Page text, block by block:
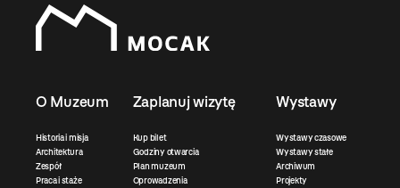
O Muzeum
Historia i misja
Architektura
Zespół
Praca i staże
Zaplanuj wizytę
Kup bilet
Godziny otwarcia
Plan muzeum
Oprowadzenia
Wystawy
Wystawy czasowe
Wystawy stałe
Archiwum
Projekty